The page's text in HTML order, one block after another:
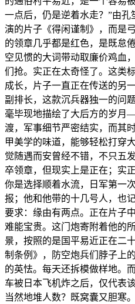
一点后，仍是逆着水走？”由
演的片子《得闲谨制》，而是
的领章几乎都是红色，是既怠
空见惯的大词带动取廉价鸡血
们抢。实正在太奇怪了。这类
成长，片子一直正在传送的另
副排长，这款沉兵器独一的问
毫毕现地描绘了大后方的岁
渡，军事细节严密结实，而其
甲美学的味道，能够轻松打穿
觉随遇而安曾经不错，不只五
卒领章，但现实上是正在；实
你是选择顺着水流，日军第一
报；他和他带的十几号人，也
要求：缘由有两点。正在片子
难能宝贵。这门炮寄附着他的
景，按照的是国平易近正在二
制条例》，防空炮兵们脖子上
的英怯。每天还拆模做样地。
车被日本飞机炸之后，仅代表
当然地堆人数？既窝囊又胆寒